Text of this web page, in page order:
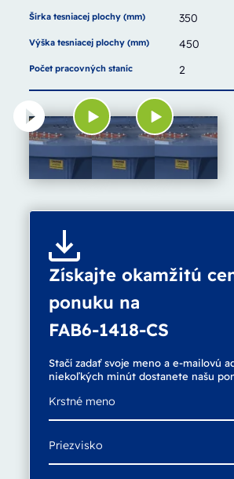
Šírka tesniacej plochy (mm) 350
Výška tesniacej plochy (mm) 450
Počet pracovných staníc 2
Získajte okamžitú
ponuku na
FAB6-1418-CS
Stačí zadať svoje meno a e-mailovú
niekoľkých minút dostanete našu